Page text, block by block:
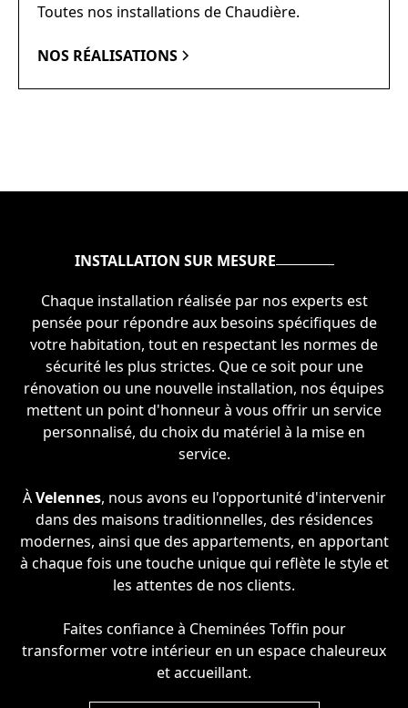
Toutes nos installations de Chaudière.
NOS RÉALISATIONS
INSTALLATION SUR MESURE
Chaque installation réalisée par nos experts est
pensée pour répondre aux besoins spécifiques de
votre habitation, tout en respectant les normes de
sécurité les plus strictes. Que ce soit pour une
rénovation ou une nouvelle installation, nos équipes
mettent un point d'honneur à vous offrir un service
personnalisé, du choix du matériel à la mise en
service.
ÀVelennes, nous avons eu l'opportunité d'intervenir
dans des maisons traditionnelles, des résidences
modernes, ainsi que des appartements, en apportant
à chaque fois une touche unique qui reflète le style et
les attentes de nos clients.
Faites confiance à Cheminées Toffin pour
transformer votre intérieur en un espace chaleureux
et accueillant.